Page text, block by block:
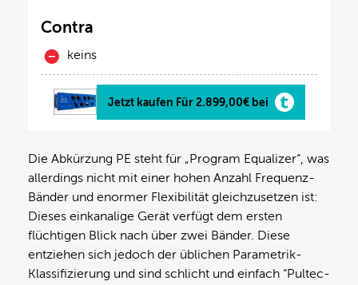
Contra
keins
Jetzt kaufen Für 2.899,00€ bei
Die Abkürzung PE steht für „Program Equalizer“, was
allerdings nicht mit einer hohen Anzahl Frequenz-
Bänder und enormer Flexibilität gleichzusetzen ist:
Dieses einkanalige Gerät verfügt dem ersten
flüchtigen Blick nach über zwei Bänder. Diese
entziehen sich jedoch der üblichen Parametrik-
Klassifizierung und sind schlicht und einfach “Pultec-